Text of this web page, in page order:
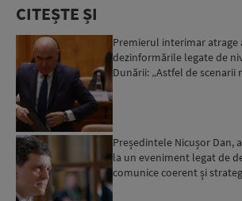
CITEȘTE ȘI
Premierul interimar atrage
dezinformările legate de
Dunării: „Astfel de scenarii
Președintele Nicușor Dan,
la un eveniment legat de
comunice coerent și